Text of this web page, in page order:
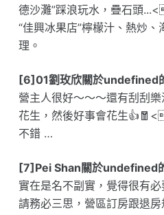
德沙灘”踩浪玩水，疊石頭
“佳興冰果店”檸檬汁、熱炒
理。
[6]01劉玫欣關於undefined
營主人很好～～～還有刮刮
花生，然後好事會花生
不錯 …
[7]Pei Shan關於undefined
實在是名不副實，覺得很有
請務必三思，營區訂房跟退